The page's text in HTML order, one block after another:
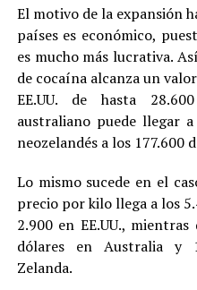
El motivo de la expansión
países es económico,
es mucho más lucrativa.
de cocaína alcanza un
EE.UU. de hasta
australiano puede llegar
neozelandés a los 177.600
Lo mismo sucede en el
precio por kilo llega a los
2.900 en EE.UU.,
dólares en Australia y
Zelanda.